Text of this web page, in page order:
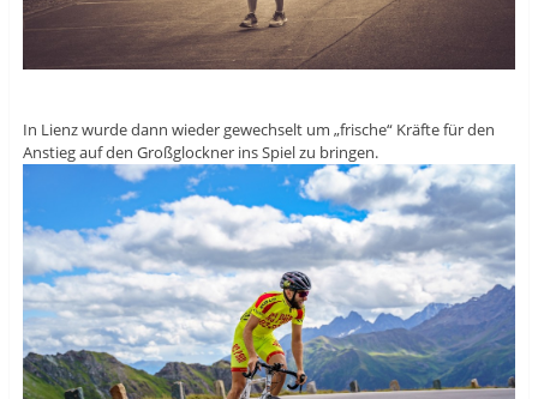
In Lienz wurde dann wieder gewechselt um „frische“ Kräfte für den
Anstieg auf den Großglockner ins Spiel zu bringen.